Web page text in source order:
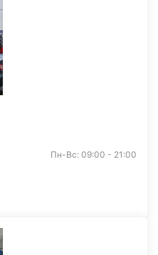
Пн-Вс: 09:00 - 21:00